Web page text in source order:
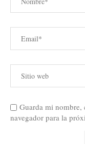
Guarda mi nombre,
navegador para la